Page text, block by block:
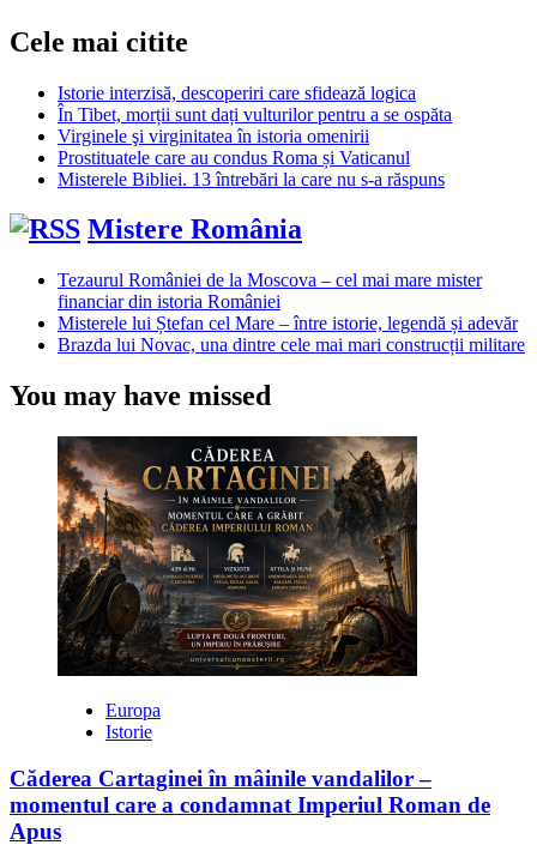
Cele mai citite
Istorie interzisă, descoperiri care sfidează logica
În Tibet, morții sunt dați vulturilor pentru a se ospăta
Virginele şi virginitatea în istoria omenirii
Prostituatele care au condus Roma și Vaticanul
Misterele Bibliei. 13 întrebări la care nu s-a răspuns
Mistere România
Tezaurul României de la Moscova – cel mai mare mister
financiar din istoria României
Misterele lui Ștefan cel Mare – între istorie, legendă și adevăr
Brazda lui Novac, una dintre cele mai mari construcții militare
You may have missed
Europa
Istorie
Căderea Cartaginei în mâinile vandalilor –
momentul care a condamnat Imperiul Roman de
Apus